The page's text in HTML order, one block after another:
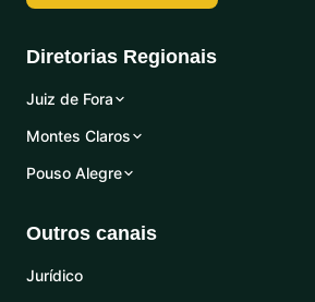
Diretorias Regionais
Juiz de Fora
Montes Claros
Pouso Alegre
Outros canais
Jurídico